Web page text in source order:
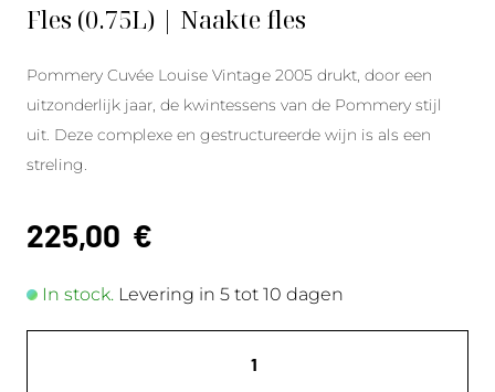
Fles (0.75L) | Naakte fles
Pommery Cuvée Louise Vintage 2005 drukt, door een
uitzonderlijk jaar, de kwintessens van de Pommery stijl
uit. Deze complexe en gestructureerde wijn is als een
streling.
225,00 €
In stock. Levering in 5 tot 10 dagen